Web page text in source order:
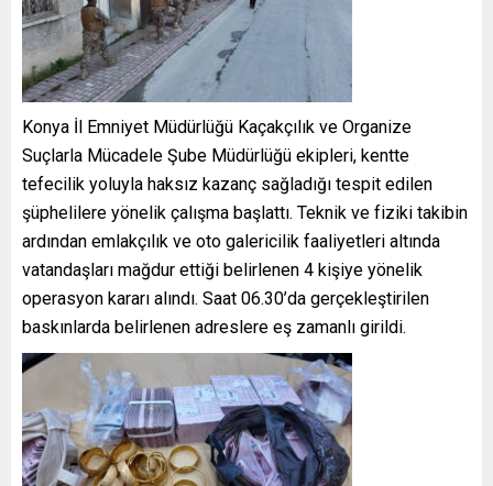
Konya İl Emniyet Müdürlüğü Kaçakçılık ve Organize
Suçlarla Mücadele Şube Müdürlüğü ekipleri, kentte
tefecilik yoluyla haksız kazanç sağladığı tespit edilen
şüphelilere yönelik çalışma başlattı. Teknik ve fiziki takibin
ardından emlakçılık ve oto galericilik faaliyetleri altında
vatandaşları mağdur ettiği belirlenen 4 kişiye yönelik
operasyon kararı alındı. Saat 06.30’da gerçekleştirilen
baskınlarda belirlenen adreslere eş zamanlı girildi.